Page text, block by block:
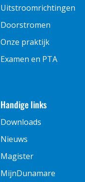
Uitstroomrichtingen
Doorstromen
Onze praktijk
Examen en PTA
Handige links
Downloads
Nieuws
Magister
MijnDunamare